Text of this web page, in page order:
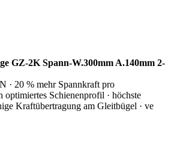
GZ-2K Spann-W.300mm A.140mm 2-
· 20 % mehr Spannkraft pro
optimiertes Schienenprofil · höchste
Kraftübertragung am Gleitbügel · ve